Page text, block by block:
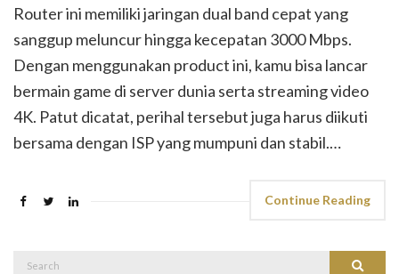
Router ini memiliki jaringan dual band cepat yang
sanggup meluncur hingga kecepatan 3000 Mbps.
Dengan menggunakan product ini, kamu bisa lancar
bermain game di server dunia serta streaming video
4K. Patut dicatat, perihal tersebut juga harus diikuti
bersama dengan ISP yang mumpuni dan stabil.…
Continue Reading
Search